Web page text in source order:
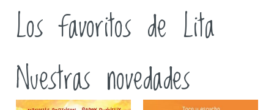
Los favoritos de Lita
Nuestras novedades